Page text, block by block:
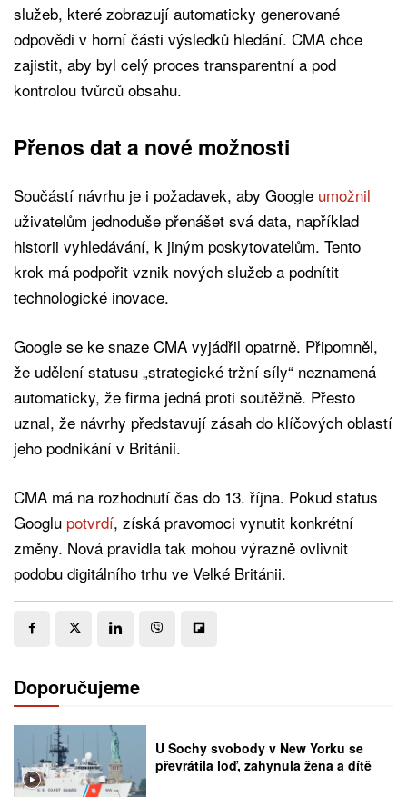
služeb, které zobrazují automaticky generované
odpovědi v horní části výsledků hledání. CMA chce
zajistit, aby byl celý proces transparentní a pod
kontrolou tvůrců obsahu.
Přenos dat a nové možnosti
Součástí návrhu je i požadavek, aby Google umožnil
uživatelům jednoduše přenášet svá data, například
historii vyhledávání, k jiným poskytovatelům. Tento
krok má podpořit vznik nových služeb a podnítit
technologické inovace.
Google se ke snaze CMA vyjádřil opatrně. Připomněl,
že udělení statusu „strategické tržní síly“ neznamená
automaticky, že firma jedná proti soutěžně. Přesto
uznal, že návrhy představují zásah do klíčových oblastí
jeho podnikání v Británii.
CMA má na rozhodnutí čas do 13. října. Pokud status
Googlu potvrdí, získá pravomoci vynutit konkrétní
změny. Nová pravidla tak mohou výrazně ovlivnit
podobu digitálního trhu ve Velké Británii.
Doporučujeme
U Sochy svobody v New Yorku se
převrátila loď, zahynula žena a dítě